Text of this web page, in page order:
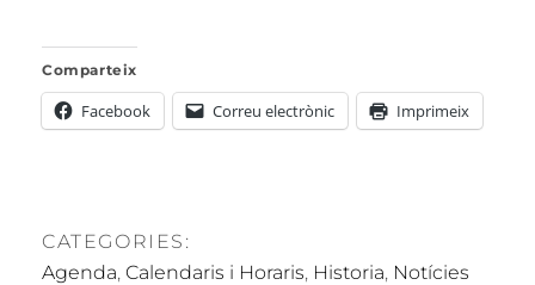
Comparteix
Facebook Correu electrònic Imprimeix
CATEGORIES:
Agenda, Calendaris i Horaris, Historia, Notícies